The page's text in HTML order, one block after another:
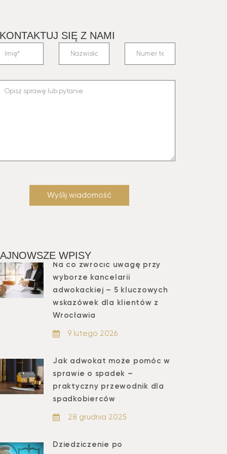
SIĘ Z NAMI
WPISY
Na co zwrócić uwagę przy
wyborze kancelarii
adwokackiej – 5 kluczowych
wskazówek dla klientów z
Wrocławia
9 lutego 2026
Jak adwokat może pomóc w
sprawie o spadek –
praktyczny przewodnik dla
spadkobierców
28 grudnia 2025
Dziedziczenie po